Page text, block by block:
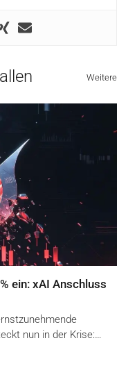
Weitere
ein: xAI Anschluss
nun in der Krise:…